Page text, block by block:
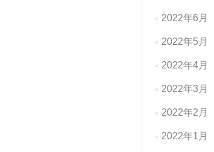
2022年6月
2022年5月
2022年4月
2022年3月
2022年2月
2022年1月